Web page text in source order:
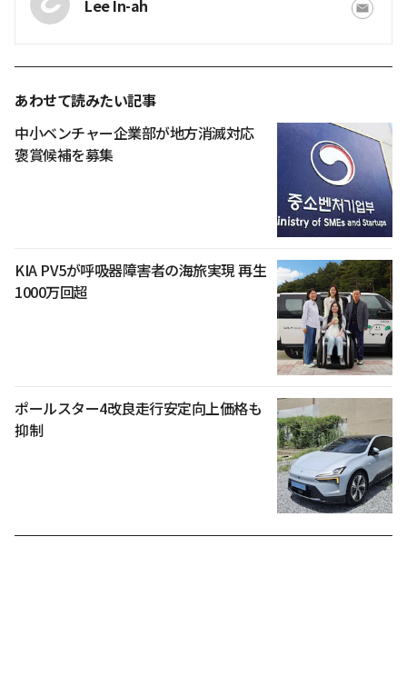
Lee In-ah
あわせて読みたい記事
中小ベンチャー企業部が地方消滅対応
褒賞候補を募集
KIA PV5が呼吸器障害者の海旅実現 再生
1000万回超
ポールスター4改良走行安定向上価格も
抑制